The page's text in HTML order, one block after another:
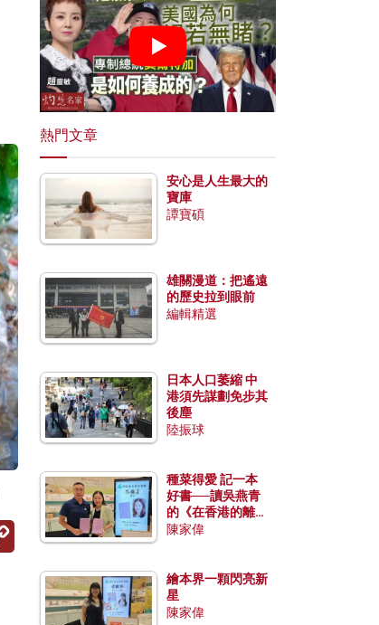
Link
熱門文章
安心是人生最大的
寶庫
譚寶碩
雄關漫道：把遙遠
的歷史拉到眼前
編輯精選
日本人口萎縮 中
港須先謀劃免步其
後塵
陸振球
種菜得愛 記一本
好書──讀吳燕青
的《在香港的離島
種菜》
陳家偉
繪本界一顆閃亮新
星
陳家偉